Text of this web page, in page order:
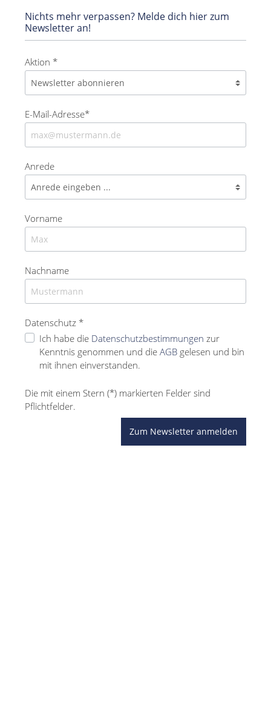
Nichts mehr verpassen? Melde dich hier zum
Newsletter an!
Aktion *
E-Mail-Adresse*
Anrede
Vorname
Nachname
Datenschutz *
Ich habe die Datenschutzbestimmungen zur
Kenntnis genommen und die AGB gelesen und bin
mit ihnen einverstanden.
Die mit einem Stern (*) markierten Felder sind
Pflichtfelder.
Zum Newsletter anmelden